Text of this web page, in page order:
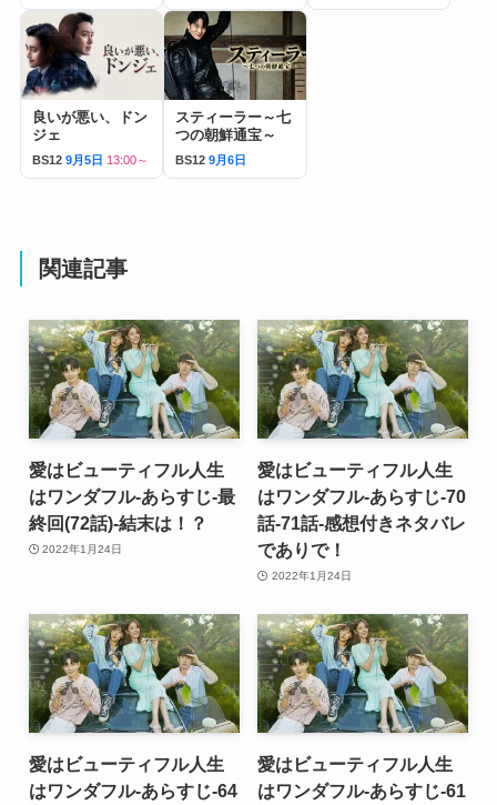
良いが悪い、ドン
ジェ
BS12 9月5日 13:00～
スティーラー～七
つの朝鮮通宝～
BS12 9月6日
関連記事
愛はビューティフル人生
はワンダフル-あらすじ-最
終回(72話)-結末は！？
2022年1月24日
愛はビューティフル人生
はワンダフル-あらすじ-70
話-71話-感想付きネタバレ
でありで！
2022年1月24日
愛はビューティフル人生
はワンダフル-あらすじ-64
愛はビューティフル人生
はワンダフル-あらすじ-61